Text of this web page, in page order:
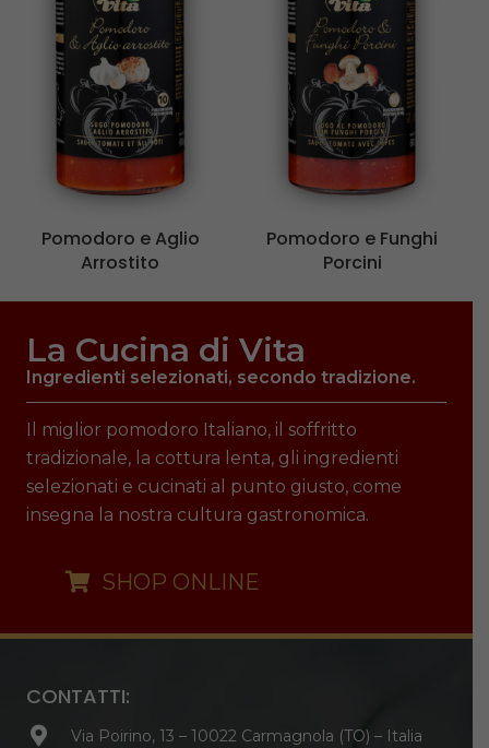
Pomodoro e Aglio
Arrostito
Pomodoro e Funghi
Porcini
La Cucina di Vita
Ingredienti selezionati, secondo tradizione.
Il miglior pomodoro Italiano, il soffritto
tradizionale, la cottura lenta, gli ingredienti
selezionati e cucinati al punto giusto, come
insegna la nostra cultura gastronomica.
SHOP ONLINE
CONTATTI:
Via Poirino, 13 – 10022 Carmagnola (TO) – Italia